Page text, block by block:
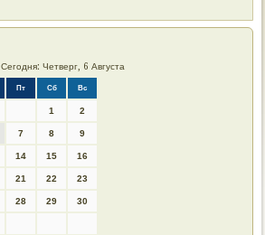
Сегодня: Четверг, 6 Августа
Пт Сб Вс
1 2
7 8 9
14 15 16
21 22 23
28 29 30